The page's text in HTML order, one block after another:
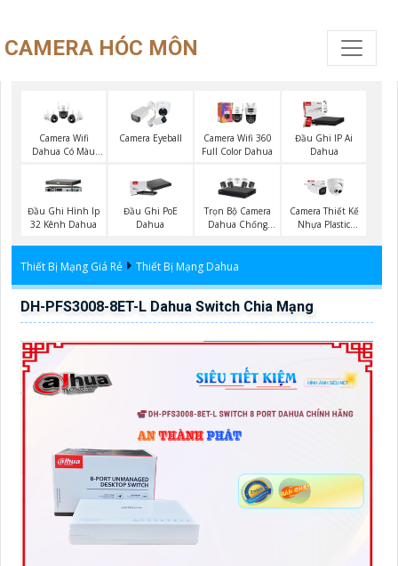
CAMERA HÓC MÔN
Camera Wifi
Dahua Có Màu
Camera Eyeball
Camera Wifi 360
Full Color Dahua
Đầu Ghi IP Ai
Dahua
Đầu Ghi Hình Ip
32 Kênh Dahua
Đầu Ghi PoE
Dahua
Trọn Bộ Camera
Dahua Chống
Camera Thiết Kế
Nhựa Plastic
Thiết Bị Mạng Giá Rẻ Thiết Bị Mạng Dahua
DH-PFS3008-8ET-L Dahua Switch Chia Mạng